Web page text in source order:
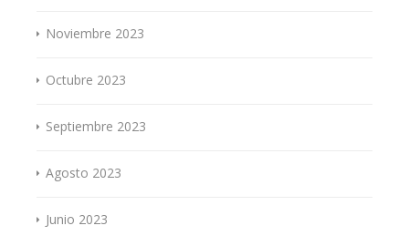
Noviembre 2023
Octubre 2023
Septiembre 2023
Agosto 2023
Junio 2023